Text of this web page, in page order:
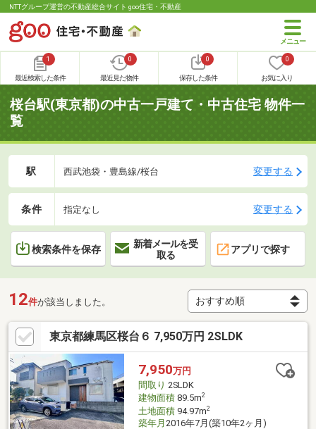
NTTグループ運営の不動産総合サイト goo住宅・不動産
1
最近検索した条件
0
最近見た物件
0
保存した条件
0
お気に入り
桜台駅(東京都)の中古一戸建て・中古住宅 物件一
覧
駅 西武池袋・豊島線/桜台 変更する
条件 指定なし 変更する
検索条件を保存
新着メールを受
取る
アプリで探す
12件が該当しました。
東京都練馬区桜台６ 7,950万円 2SLDK
7,950万円
間取り 2SLDK
建物面積89.5m2
土地面積94.97m2
築年月 2016年7月(築10年2ヶ月)